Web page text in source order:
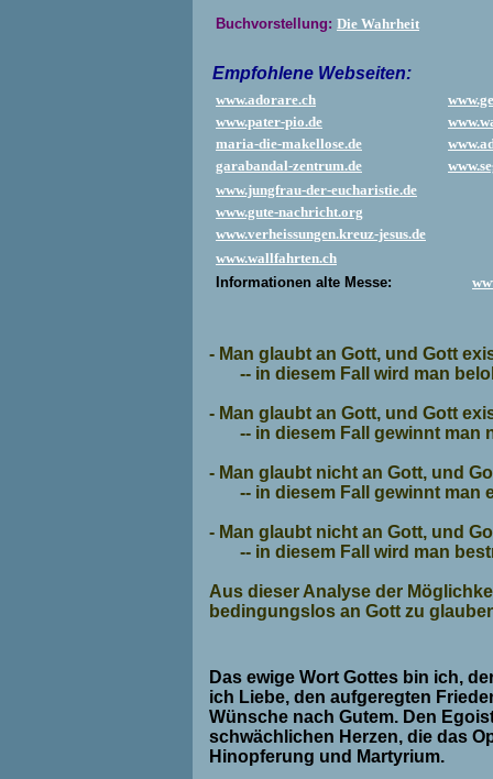
Buchvorstellung: Die Wahrheit
Empfohlene Webseiten:
www.adorare.ch
www.pater-pio.de
maria-die-makellose.de
garabandal-zentrum.de
www.jungfrau-der-eucharistie.de
www.gute-nachricht.org
www.verheissungen.kreuz-jesus.de
www.wallfahrten.ch
Informationen alte Messe:
- Man glaubt an Gott, und Gott
-- in diesem Fall wird man
- Man glaubt an Gott, und Gott
-- in diesem Fall gewinnt man
- Man glaubt nicht an Gott, und
-- in diesem Fall gewinnt man
- Man glaubt nicht an Gott, und
-- in diesem Fall wird man
Aus dieser Analyse der
bedingungslos an Gott zu
Das ewige Wort Gottes bin ich,
ich Liebe, den aufgeregten
Wünsche nach Gutem. Den
schwächlichen Herzen, die das
Hinopferung und Martyrium.